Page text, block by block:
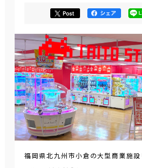
福岡県北九州市小倉の大型商業施設